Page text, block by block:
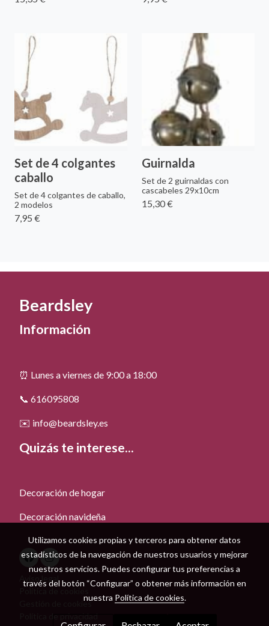
Set de 4 colgantes
caballo
Set de 4 colgantes de caballo,
2 modelos
7,95 €
Guirnalda
Set de 2 guirnaldas con
cascabeles 29x10cm
15,30 €
Beardsley
Información
⏰ Lunes a viernes de 9:00 a 18:00
📞 616095808
✉️ info@beardsley.es
Quizás te interese...
Decoración de hogar
Decoración navideña
Aviso legal
Gestión de cookies
Utilizamos cookies propias y terceros para obtener datos
estadísticos de la navegación de nuestros usuarios y mejorar
nuestros servicios. Puedes configurar tus preferencias a
través del botón “Configurar” o obtener más información en
nuestra Política de cookies.